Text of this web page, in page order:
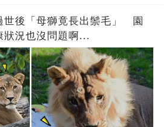
世後「母獅竟長出鬃毛」 園
狀況也沒問題啊...